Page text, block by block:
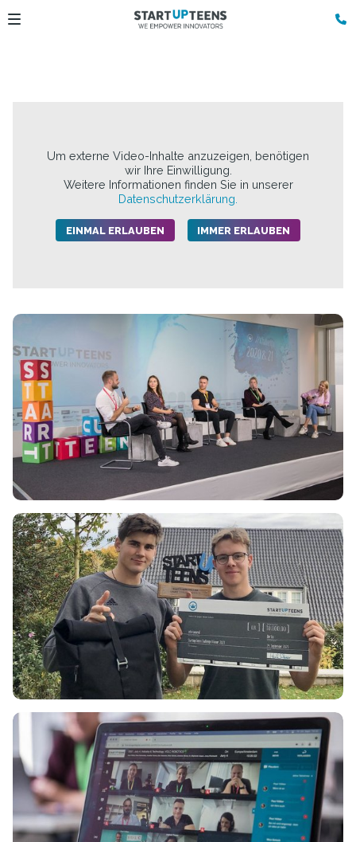
Um externe Video-Inhalte anzuzeigen, benötigen
wir Ihre Einwilligung.
Weitere Informationen finden Sie in unserer
Datenschutzerklärung.
EINMAL ERLAUBEN IMMER ERLAUBEN